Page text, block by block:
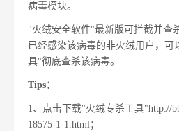
病毒模块。
"火绒安全软件"最新版可拦截并查
已经感染该病毒的非火绒用户，可
具"彻底查杀该病毒。
Tips：
1、点击下载"火绒专杀工具"http://
18575-1-1.html；